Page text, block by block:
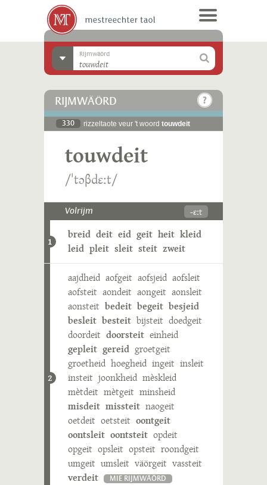
Rijmwäörd
RIJMWÄÖRD
330 rizzeltaote veur 't woord touwdeit
touwdeit
/ˈtɔβdɛːt/
Volrijm -ɛːt
1
breid deit eid geit heit kleid
leid pleit sleit steit zweit
2
aajdheid aofgeit aofsjeid aofsleit
aofsteit aondeit aongeit aonsleit
aonsteit bedeit begeit besjeid
besleit besteit bijsteit doedgeit
doordeit doorsteit einheid
gepleit gereid groetgeit
groetheid hoegheid ingeit insleit
insteit joonkheid mèskleid
mètdeit mètgeit minsheid
misdeit missteit naogeit
oetdeit oetsteit oontgeit
oontsleit oontsteit opdeit
opgeit opsleit opsteit roondgeit
umgeit umsleit väörgeit vassteit
verdeit
MIE RIJMWÄÖRD